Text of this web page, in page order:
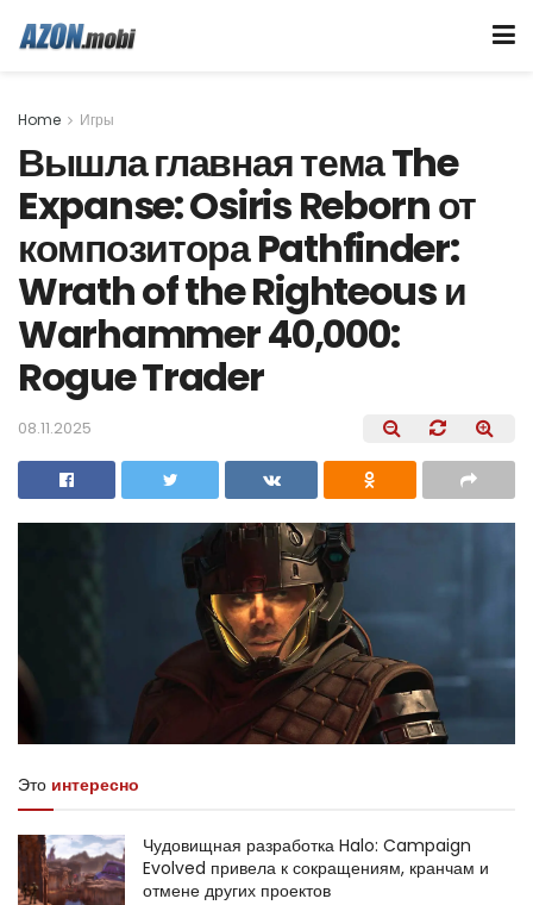
Home Игры
Вышла главная тема The
Expanse: Osiris Reborn от
композитора Pathfinder:
Wrath of the Righteous и
Warhammer 40,000:
Rogue Trader
08.11.2025
Это интересно
Чудовищная разработка Halo: Campaign
Evolved привела к сокращениям, кранчам и
отмене других проектов